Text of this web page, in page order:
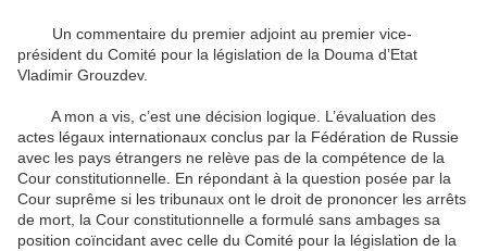
Un commentaire du premier adjoint au premier vice-
président du Comité pour la législation de la Douma d’Etat
Vladimir Grouzdev.
A mon a vis, c’est une décision logique. L’évaluation des
actes légaux internationaux conclus par la Fédération de Russie
avec les pays étrangers ne relève pas de la compétence de la
Cour constitutionnelle. En répondant à la question posée par la
Cour suprême si les tribunaux ont le droit de prononcer les arrêts
de mort, la Cour constitutionnelle a formulé sans ambages sa
position coïncidant avec celle du Comité pour la législation de la